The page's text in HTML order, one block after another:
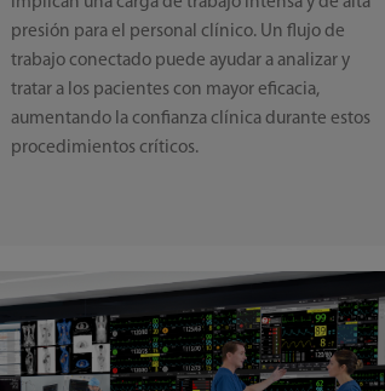
presión para el personal clínico. Un flujo de
trabajo conectado puede ayudar a analizar y
tratar a los pacientes con mayor eficacia,
aumentando la confianza clínica durante estos
procedimientos críticos.